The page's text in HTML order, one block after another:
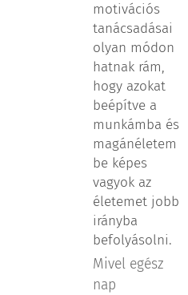
motivációs
tanácsadásai
olyan módon
hatnak rám,
hogy azokat
beépítve a
munkámba és
magánéletem
be képes
vagyok az
életemet jobb
irányba
befolyásolni.
Mivel egész
nap